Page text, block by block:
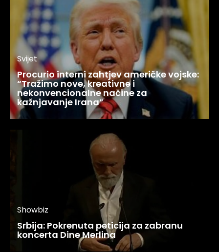
Svijet
Procurio interni zahtjev američke vojske:
“Tražimo nove, kreativne i
nekonvencionalne načine za
kažnjavanje Irana”
Showbiz
Srbija: Pokrenuta peticija za zabranu
koncerta Dine Merlina